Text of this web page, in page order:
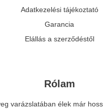
Adatkezelési tájékoztató
Garancia
Elállás a szerződéstől
Rólam
varázslatában élek már